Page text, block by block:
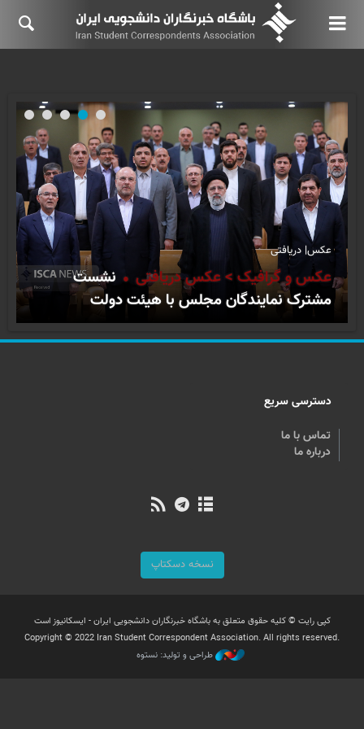
عکس| دریافتی
عکس و گرافیک > عکس دریافتی
نشست
مشترک نمایندگان مجلس با هیئت دولت
دسترسی سریع
تماس با ما
درباره ما
نسخه دسکتاپ
کپی رایت © کلیه حقوق متعلق به باشگاه خبرنگاران دانشجویی ایران - ایسکانیوز است
Copyright © 2022 Iran Student Correspondent Association. All rights reserved.
طراحی و تولید: نستوه